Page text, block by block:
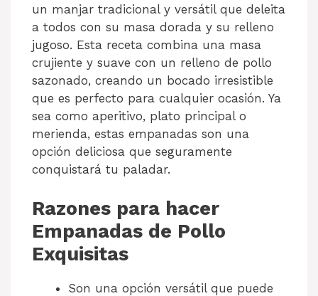
un manjar tradicional y versátil que deleita
a todos con su masa dorada y su relleno
jugoso. Esta receta combina una masa
crujiente y suave con un relleno de pollo
sazonado, creando un bocado irresistible
que es perfecto para cualquier ocasión. Ya
sea como aperitivo, plato principal o
merienda, estas empanadas son una
opción deliciosa que seguramente
conquistará tu paladar.
Razones para hacer
Empanadas de Pollo
Exquisitas
Son una opción versátil que puede